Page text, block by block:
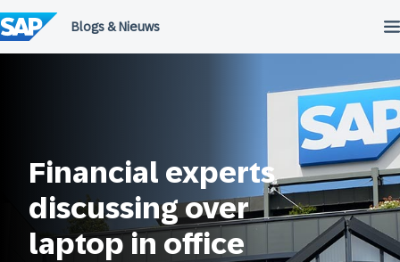
naar
de
inhoud
Financial experts
discussing over
laptop in office